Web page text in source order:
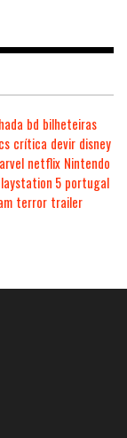
bd bilheteiras
crítica devir disney
netflix Nintendo
5 portugal
terror trailer